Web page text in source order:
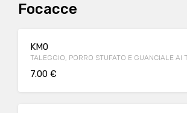
Focacce
KM0
TALEGGIO, PORRO STUFATO E GUANCIALE AI
7.00 €